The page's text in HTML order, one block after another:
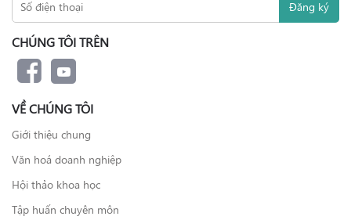
CHÚNG TÔI TRÊN
VỀ CHÚNG TÔI
Giới thiệu chung
Văn hoá doanh nghiệp
Hội thảo khoa học
Tập huấn chuyên môn